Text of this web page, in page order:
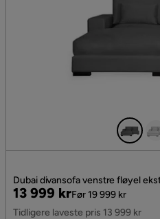
Dubai divansofa venstre fløyel
Pris
13 999 kr
Original
Pris
Før 19 999 kr
Tidligere laveste pris 13 999 kr